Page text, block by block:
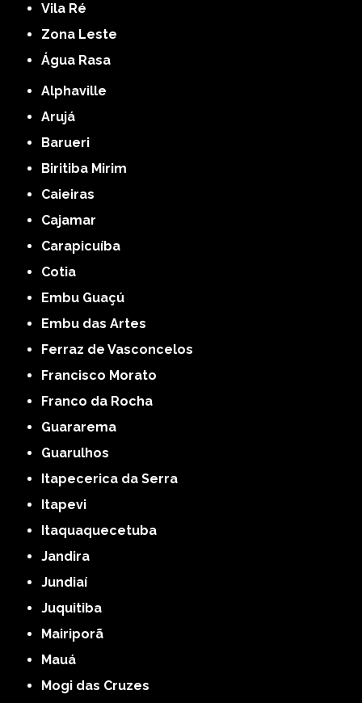
Vila Ré
Zona Leste
Água Rasa
Alphaville
Arujá
Barueri
Biritiba Mirim
Caieiras
Cajamar
Carapicuíba
Cotia
Embu Guaçú
Embu das Artes
Ferraz de Vasconcelos
Francisco Morato
Franco da Rocha
Guararema
Guarulhos
Itapecerica da Serra
Itapevi
Itaquaquecetuba
Jandira
Jundiaí
Juquitiba
Mairiporã
Mauá
Mogi das Cruzes